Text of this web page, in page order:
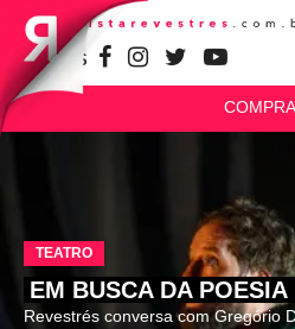
SIGA-NOS
TEATRO
EM BUSCA DA POESIA
Revestrés conversa com Gregório